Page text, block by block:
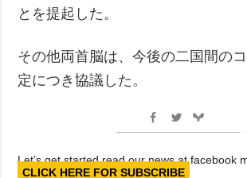
とを提起した。
その他両首脳は、今後の二国間の
定につき協議した。
Let’s get started read our news at facebook
CLICK HERE FOR SUBSCRIBE